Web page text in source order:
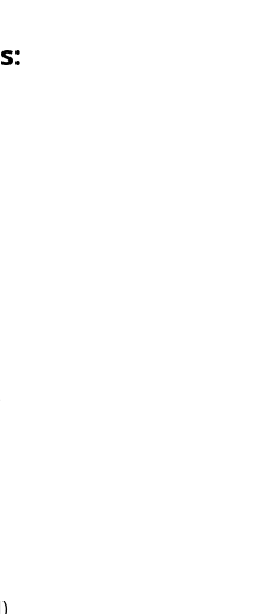
de
sempre
o mais alto
um
e sistemas a
cartucho,
metálico, de
e especiais
e grafite,
equipamentos
são
temperaturas
normas api e